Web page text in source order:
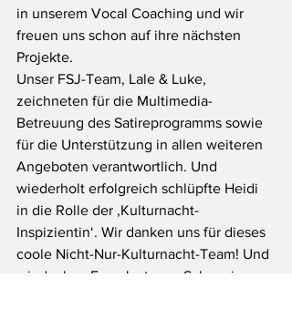
in unserem Vocal Coaching und wir
freuen uns schon auf ihre nächsten
Projekte.
Unser FSJ-Team, Lale & Luke,
zeichneten für die Multimedia-
Betreuung des Satireprogramms sowie
für die Unterstützung in allen weiteren
Angeboten verantwortlich. Und
wiederholt erfolgreich schlüpfte Heidi
in die Rolle der ‚Kulturnacht-
Inspizientin‘. Wir danken uns für dieses
coole Nicht-Nur-Kulturnacht-Team! Und
wir danken Frau Just vom Schweriner